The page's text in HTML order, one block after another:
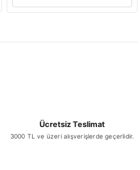
Ücretsiz Teslimat
3000 TL ve üzeri alışverişlerde geçerlidir.